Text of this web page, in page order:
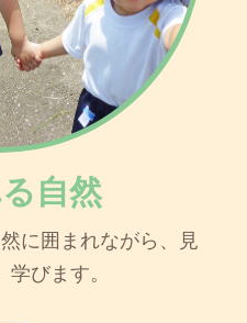
自然
に囲まれながら、見
びます。